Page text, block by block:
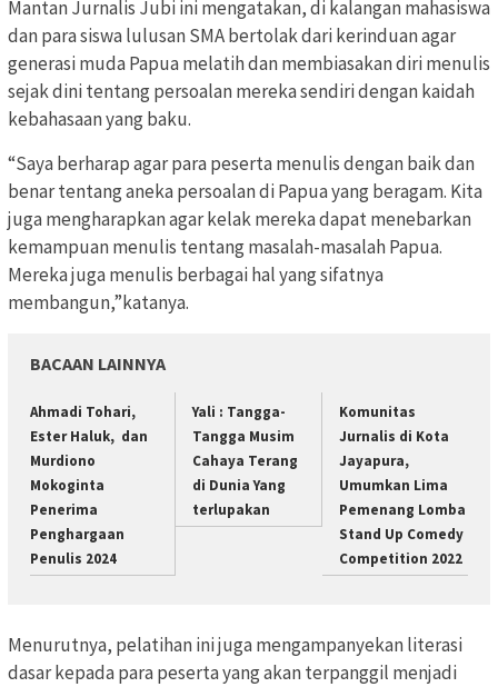
Mantan Jurnalis Jubi ini mengatakan, di kalangan mahasiswa
dan para siswa lulusan SMA bertolak dari kerinduan agar
generasi muda Papua melatih dan membiasakan diri menulis
sejak dini tentang persoalan mereka sendiri dengan kaidah
kebahasaan yang baku.
“Saya berharap agar para peserta menulis dengan baik dan
benar tentang aneka persoalan di Papua yang beragam. Kita
juga mengharapkan agar kelak mereka dapat menebarkan
kemampuan menulis tentang masalah-masalah Papua.
Mereka juga menulis berbagai hal yang sifatnya
membangun,”katanya.
BACAAN LAINNYA
Ahmadi Tohari,
Ester Haluk, dan
Murdiono
Mokoginta
Penerima
Penghargaan
Penulis 2024
Yali : Tangga-
Tangga Musim
Cahaya Terang
di Dunia Yang
terlupakan
Komunitas
Jurnalis di Kota
Jayapura,
Umumkan Lima
Pemenang Lomba
Stand Up Comedy
Competition 2022
Menurutnya, pelatihan ini juga mengampanyekan literasi
dasar kepada para peserta yang akan terpanggil menjadi